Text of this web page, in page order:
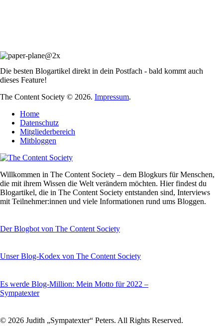
Die besten Blogartikel direkt in dein Postfach - bald kommt auch
dieses Feature!
The Content Society © 2026. Impressum.
Home
Datenschutz
Mitgliederbereich
Mitbloggen
Willkommen in The Content Society – dem Blogkurs für Menschen,
die mit ihrem Wissen die Welt verändern möchten. Hier findest du
Blogartikel, die in The Content Society entstanden sind, Interviews
mit Teilnehmer:innen und viele Informationen rund ums Bloggen.
Der Blogbot von The Content Society
Unser Blog-Kodex von The Content Society
Es werde Blog-Million: Mein Motto für 2022 –
Sympatexter
© 2026 Judith „Sympatexter“ Peters. All Rights Reserved.